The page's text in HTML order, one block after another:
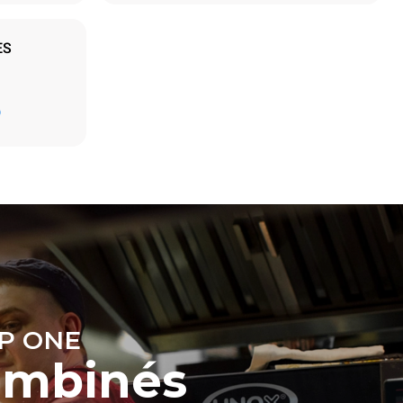
en
produite
3 pleines charges de cuissons vapeur
2 heures à four vide à 180 °C
ONE